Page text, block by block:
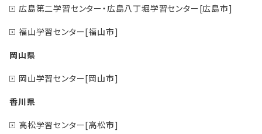
広島第二学習センター・広島八丁堀学習センター[広島市]
福山学習センター[福山市]
岡山県
岡山学習センター[岡山市]
香川県
高松学習センター[高松市]